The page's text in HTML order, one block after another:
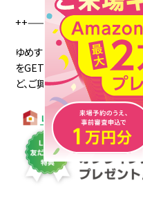
++——————————++
ゆめすみかのLINEに登録する
をGETできます！LINE限定の
ど、ご興味のある方は“友だち